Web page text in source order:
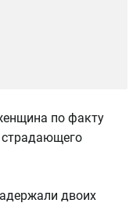
по факту
страдающего
двоих